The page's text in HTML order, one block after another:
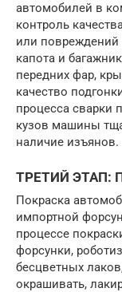
автомобилей в
контроль
или повреждений
капота и
передних фар,
качество
процесса сварки
кузов машины
наличие изъянов.
ТРЕТИЙ ЭТАП:
Покраска
импортной
процессе
форсунки,
бесцветных
окрашивать,